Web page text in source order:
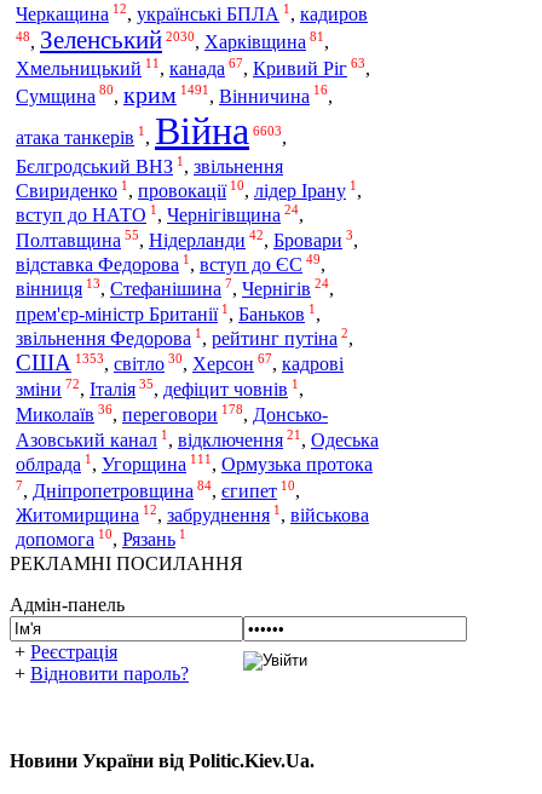
Черкащина 12, українські БПЛА 1 , кадиров
48, Зеленський 2030, Харківщина 81 ,
Хмельницький 11 , канада 67, Кривий Ріг 63,
Сумщина 80, крим 1491 , Вінничина 16,
атака танкерів 1 , Війна 6603,
Бєлгродський ВНЗ 1 , звільнення
Свириденко 1 , провокації 10, лідер Ірану 1 ,
вступ до НАТО 1 , Чернігівщина 24,
Полтавщина 55, Нідерланди 42, Бровари 3,
відставка Федорова 1 , вступ до ЄС 49,
вінниця 13, Стефанішина 7, Чернігів 24,
прем'єр-міністр Британії 1 , Баньков 1 ,
звільнення Федорова 1 , рейтинг путіна 2,
США 1353, світло 30, Херсон 67, кадрові
зміни 72, Італія 35, дефіцит човнів 1 ,
Миколаїв 36, переговори 178, Донсько-
Азовський канал 1 , відключення 21 , Одеська
облрада 1 , Угорщина 111 , Ормузька протока
7, Дніпропетровщина 84, єгипет 10,
Житомирщина 12, забруднення 1 , військова
допомога 10, Рязань 1
РЕКЛАМНІ ПОСИЛАННЯ
Адмін-панель
+ Реєстрація
+ Відновити пароль?
Новини України від Politic.Kiev.Ua.